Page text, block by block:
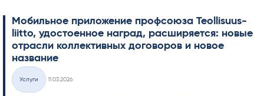
Мобильное приложение профсоюза Teol­li­suus­
liitto, удостоенное наград, расширяется: новые
отрасли коллективных договоров и новое
название
Категории
Услуги
11.03.2026